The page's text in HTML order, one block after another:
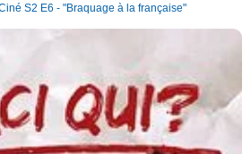
S2 E6 - "Braquage à la française"